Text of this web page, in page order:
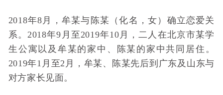
2018年8月，牟某与陈某（化名，女）确立恋爱关
系。2018年9月至2019年10月，二人在北京市某学
生公寓以及牟某的家中、陈某的家中共同居住。
2019年1月至2月，牟某、陈某先后到广东及山东与
对方家长见面。